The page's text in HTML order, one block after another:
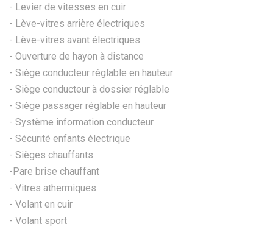
- Levier de vitesses en cuir
- Lève-vitres arrière électriques
- Lève-vitres avant électriques
- Ouverture de hayon à distance
- Siège conducteur réglable en hauteur
- Siège conducteur à dossier réglable
- Siège passager réglable en hauteur
- Système information conducteur
- Sécurité enfants électrique
- Sièges chauffants
-Pare brise chauffant
- Vitres athermiques
- Volant en cuir
- Volant sport